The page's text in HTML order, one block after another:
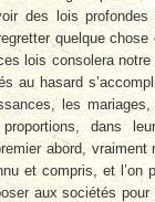
des lois
quelque chose
lois consolera notre
au hasard
les
dans
abord, vraiment
et compris, et l’on
aux sociétés pour